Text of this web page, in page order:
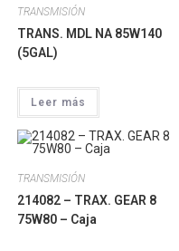
TRANSMISIÓN
TRANS. MDL NA 85W140
(5GAL)
Leer más
TRANSMISIÓN
214082 – TRAX. GEAR 8
75W80 – Caja